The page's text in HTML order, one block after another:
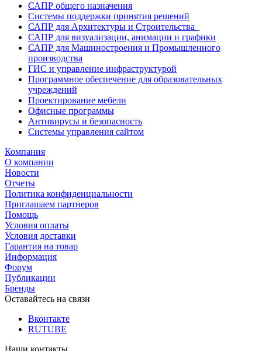
САПР общего назначения
Системы поддержки принятия решений
САПР для Архитектуры и Строительства
САПР для визуализации, анимации и графики
САПР для Машиностроения и Промышленного
производства
ГИС и управление инфраструктурой
Программное обеспечение для образовательных
учреждений
Проектирование мебели
Офисные программы
Антивирусы и безопасность
Системы управления сайтом
Компания
О компании
Новости
Отчеты
Политика конфиденциальности
Приглашаем партнеров
Помощь
Условия оплаты
Условия доставки
Гарантия на товар
Информация
Форум
Публикации
Бренды
Оставайтесь на связи
Вконтакте
RUTUBE